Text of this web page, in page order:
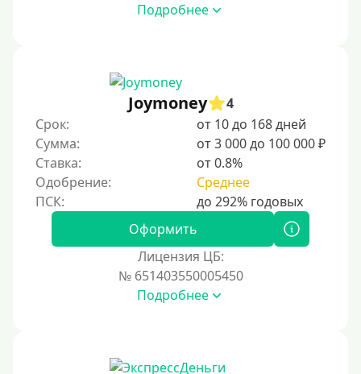
Подробнее
Joymoney
4
Срок:
от 10 до 168 дней
Сумма:
от 3 000 до 100 000 ₽
Ставка:
от 0.8%
Одобрение:
Среднее
Оформить
Лицензия ЦБ:
№ 651403550005450
Подробнее